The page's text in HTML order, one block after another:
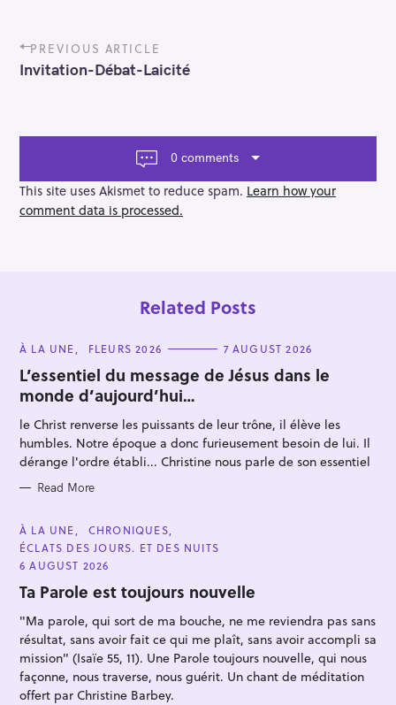
P
o
s
a
g
a
t
PREVIOUS ARTICLE
Invitation-Débat-Laicité
0 comments
This site uses Akismet to reduce spam. Learn how your
comment data is processed.
Related Posts
C
T
E
G
O
R
I
E
S
À LA UNE FLEURS 2026 7 AUGUST 2026
L’essentiel du message de Jésus dans le
monde d’aujourd’hui…
le Christ renverse les puissants de leur trône, il élève les
humbles. Notre époque a donc furieusement besoin de lui. Il
dérange l'ordre établi... Christine nous parle de son essentiel
Read More
C
A
T
E
G
O
R
E
À LA UNE
CHRONIQUES
ÉCLATS DES JOURS. ET DES NUITS
6 AUGUST 2026
Ta Parole est toujours nouvelle
"Ma parole, qui sort de ma bouche, ne me reviendra pas sans
résultat, sans avoir fait ce qui me plaît, sans avoir accompli sa
mission" (Isaïe 55, 11). Une Parole toujours nouvelle, qui nous
façonne, nous traverse, nous guérit. Un chant de méditation
offert par Christine Barbey.
S
a
r
c
h
f
o
r
: